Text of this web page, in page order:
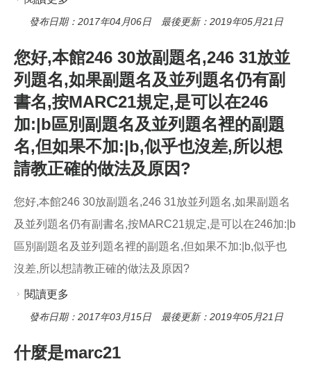
時都會維持空白(無從屬關係或關係未定)，但因看
為b(題名可獨立之單件)，不知這樣的作法是否可
行？麻煩了，謝謝～
發布日期：2017年04月06日 最後更新：2019年05月21日
您好,本館246 30放副題名,246 31放並
列題名,如果副題名及並列題名仍有副
書名,按MARC21規定,是可以在246
加:|b區別副題名及並列題名裡的副題
名,但如果不加:|b,似乎也沒差,所以想
請教正確的做法及原因?
您好,本館246 30放副題名,246 31放並列題名,如果副題名
及並列題名仍有副書名,按MARC21規定,是可以在246加:|b
區別副題名及並列題名裡的副題名,但如果不加:|b,似乎也
沒差,所以想請教正確的做法及原因?
閱讀更多
名,如果副題名及並列題名仍有副書名,按MARC21
的副題名,但如果不加:|b,似乎也沒差,所以想請教正
發布日期：2017年03月15日 最後更新：2019年05月21日
什麼是marc21